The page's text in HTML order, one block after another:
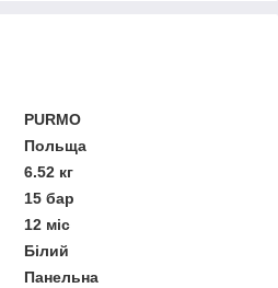
PURMO
Польща
6.52 кг
15 бар
12 міс
Білий
Панельна